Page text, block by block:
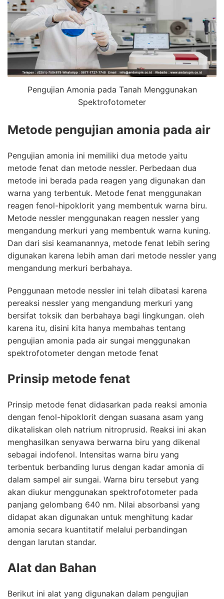
Pengujian Amonia pada Tanah Menggunakan
Spektrofotometer
Metode pengujian amonia pada air
Pengujian amonia ini memiliki dua metode yaitu
metode fenat dan metode nessler. Perbedaan dua
metode ini berada pada reagen yang digunakan dan
warna yang terbentuk. Metode fenat menggunakan
reagen fenol-hipoklorit yang membentuk warna biru.
Metode nessler menggunakan reagen nessler yang
mengandung merkuri yang membentuk warna kuning.
Dan dari sisi keamanannya, metode fenat lebih sering
digunakan karena lebih aman dari metode nessler yang
mengandung merkuri berbahaya.
Penggunaan metode nessler ini telah dibatasi karena
pereaksi nessler yang mengandung merkuri yang
bersifat toksik dan berbahaya bagi lingkungan. oleh
karena itu, disini kita hanya membahas tentang
pengujian amonia pada air sungai menggunakan
spektrofotometer dengan metode fenat
Prinsip metode fenat
Prinsip metode fenat didasarkan pada reaksi amonia
dengan fenol-hipoklorit dengan suasana asam yang
dikataliskan oleh natrium nitroprusid. Reaksi ini akan
menghasilkan senyawa berwarna biru yang dikenal
sebagai indofenol. Intensitas warna biru yang
terbentuk berbanding lurus dengan kadar amonia di
dalam sampel air sungai. Warna biru tersebut yang
akan diukur menggunakan spektrofotometer pada
panjang gelombang 640 nm. Nilai absorbansi yang
didapat akan digunakan untuk menghitung kadar
amonia secara kuantitatif melalui perbandingan
dengan larutan standar.
Alat dan Bahan
Berikut ini alat yang digunakan dalam pengujian